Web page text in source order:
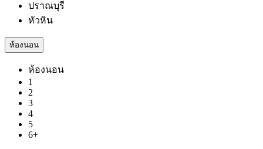
ปราณบุรี
หัวหิน
ห้องนอน
ห้องนอน
1
2
3
4
5
6+